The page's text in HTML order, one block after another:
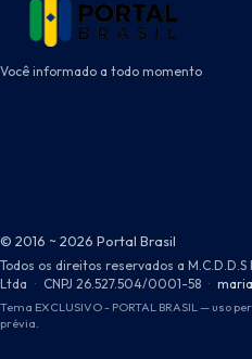
Você informado a todo momento
© 2016 ~ 2026 Portal Brasil
Todos os direitos reservados a
Ltda · CNPJ 26.527.504/0001-58 ·
Tema EXCLUSIVO - PORTAL BRASIL — uso
prévia.